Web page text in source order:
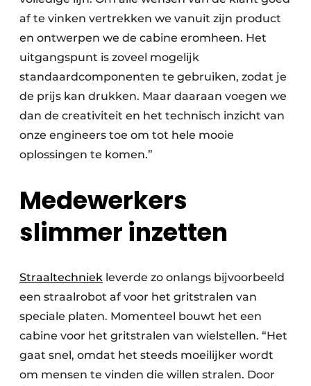
af te vinken vertrekken we vanuit zijn product
en ontwerpen we de cabine eromheen. Het
uitgangspunt is zoveel mogelijk
standaardcomponenten te gebruiken, zodat je
de prijs kan drukken. Maar daaraan voegen we
dan de creativiteit en het technisch inzicht van
onze engineers toe om tot hele mooie
oplossingen te komen.”
Medewerkers
slimmer inzetten
Straaltechniek leverde zo onlangs bijvoorbeeld
een straalrobot af voor het gritstralen van
speciale platen. Momenteel bouwt het een
cabine voor het gritstralen van wielstellen. “Het
gaat snel, omdat het steeds moeilijker wordt
om mensen te vinden die willen stralen. Door